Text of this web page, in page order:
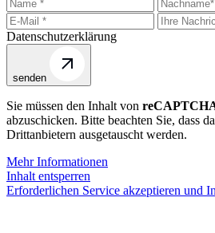
Datenschutzerklärung
senden
Sie müssen den Inhalt von
abzuschicken. Bitte beachten Sie, dass
Drittanbietern ausgetauscht werden.
Mehr Informationen
Inhalt entsperren
Erforderlichen Service akzeptieren und